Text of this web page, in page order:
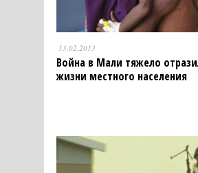
13.02.2013
Война в Мали тяжело
жизни местного населения